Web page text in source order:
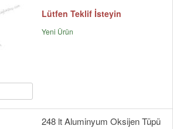
Lütfen Teklif İsteyin
Yeni Ürün
248 lt Aluminyum Oksijen Tüpü